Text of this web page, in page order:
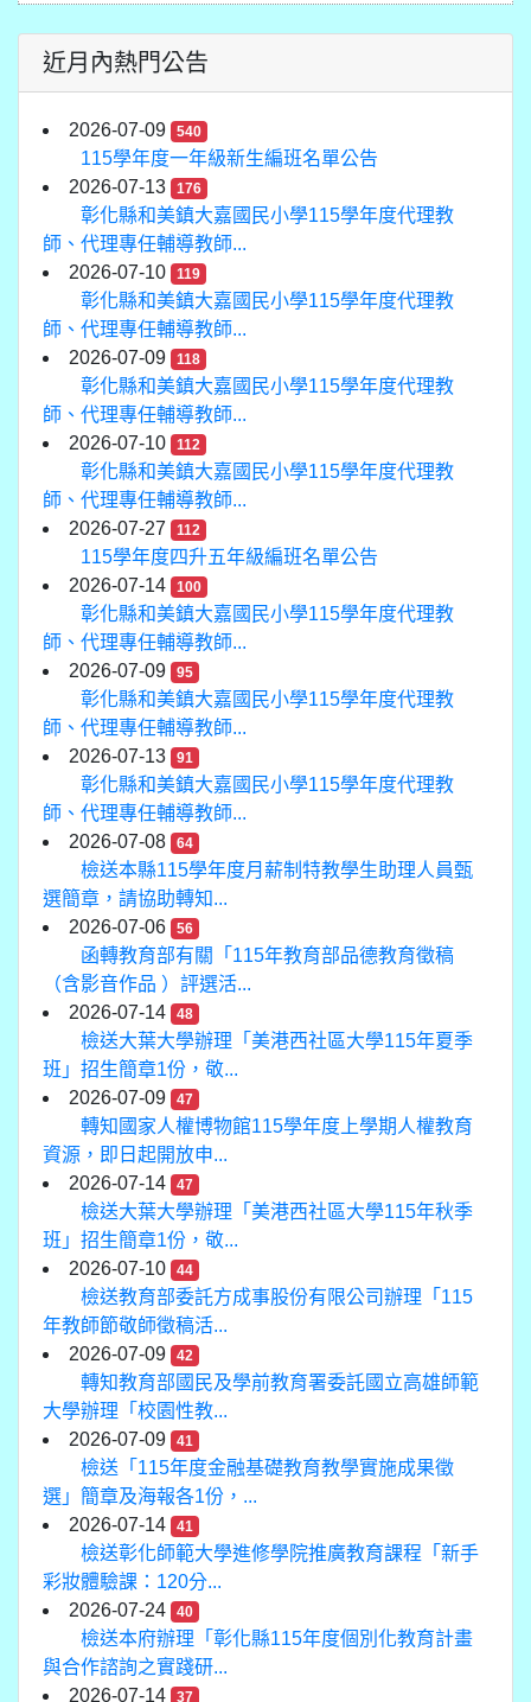
近月內熱門公告
2026-07-09 540
115學年度一年級新生編班名單公告
2026-07-13
176
彰化縣和美鎮大嘉國民小學115學年度代理教
師、代理專任輔導教師...
2026-07-10
119
彰化縣和美鎮大嘉國民小學115學年度代理教
師、代理專任輔導教師...
2026-07-09
118
彰化縣和美鎮大嘉國民小學115學年度代理教
師、代理專任輔導教師...
2026-07-10
112
彰化縣和美鎮大嘉國民小學115學年度代理教
師、代理專任輔導教師...
2026-07-27
112
115學年度四升五年級編班名單公告
2026-07-14
100
彰化縣和美鎮大嘉國民小學115學年度代理教
師、代理專任輔導教師...
2026-07-09
95
彰化縣和美鎮大嘉國民小學115學年度代理教
師、代理專任輔導教師...
2026-07-13
91
彰化縣和美鎮大嘉國民小學115學年度代理教
師、代理專任輔導教師...
2026-07-08
64
檢送本縣115學年度月薪制特教學生助理人員甄
選簡章，請協助轉知...
2026-07-06
56
函轉教育部有關「115年教育部品德教育徵稿
（含影音作品 ）評選活...
2026-07-14
48
檢送大葉大學辦理「美港西社區大學115年夏季
班」招生簡章1份，敬...
2026-07-09
47
轉知國家人權博物館115學年度上學期人權教育
資源，即日起開放申...
2026-07-14
47
檢送大葉大學辦理「美港西社區大學115年秋季
班」招生簡章1份，敬...
2026-07-10
44
檢送教育部委託方成事股份有限公司辦理「115
年教師節敬師徵稿活...
2026-07-09
42
轉知教育部國民及學前教育署委託國立高雄師範
大學辦理「校園性教...
2026-07-09
41
檢送「115年度金融基礎教育教學實施成果徵
選」簡章及海報各1份，...
2026-07-14
41
檢送彰化師範大學進修學院推廣教育課程「新手
彩妝體驗課：120分...
2026-07-24
40
檢送本府辦理「彰化縣115年度個別化教育計畫
與合作諮詢之實踐研...
2026-07-14
37